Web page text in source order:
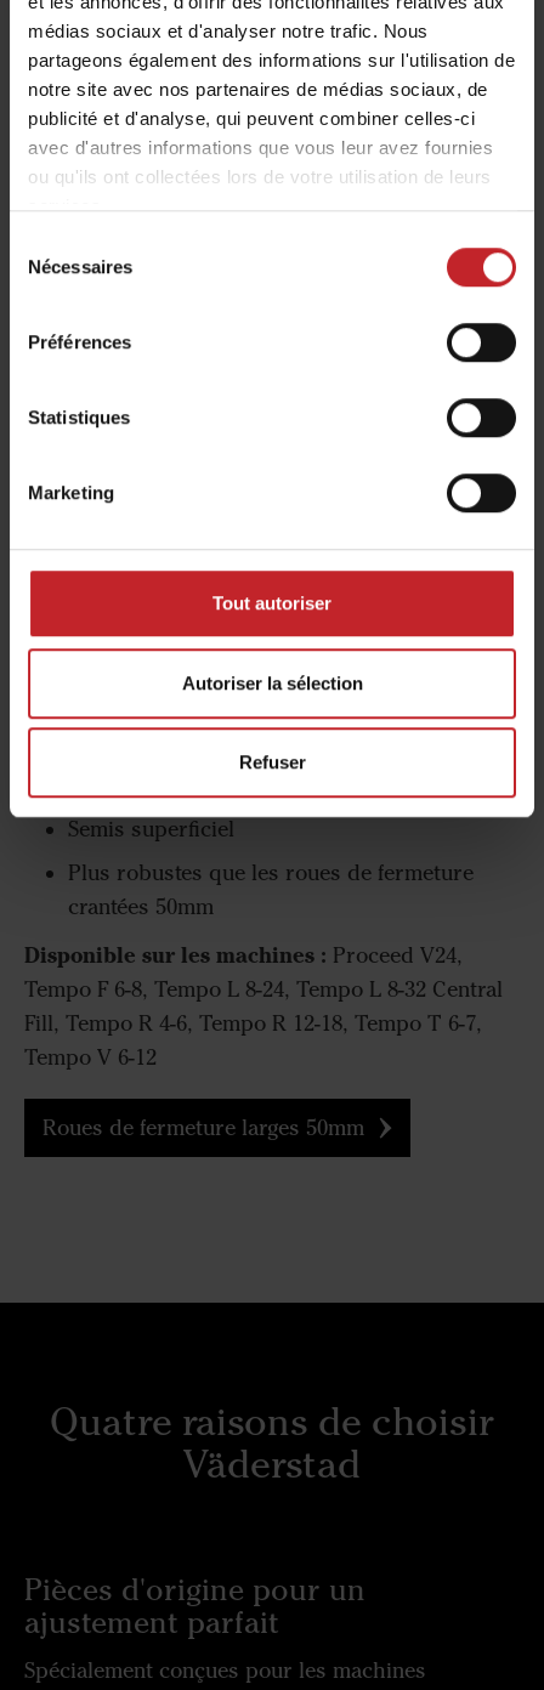
médias sociaux et d'analyser notre trafic. Nous
partageons également des informations sur l'utilisation de
notre site avec nos partenaires de médias sociaux, de
publicité et d'analyse, qui peuvent combiner celles-ci
avec d'autres informations que vous leur avez fournies
ou qu'ils ont collectées lors de votre utilisation de leurs
services.
Nécessaires
Préférences
Statistiques
Marketing
Tout autoriser
Autoriser la sélection
Refuser
Semis direct
Semis profond
Disponible sur les machines:
Proceed V24,
Tempo F 6-8, Tempo L 8-24, Tempo L 8-32 Central
Fill, Tempo R 4-6, Tempo R 12-18, Tempo T 6-7,
Tempo V 6-12
Roues de fermeture étoilées
Roues de fermeture larges 50mm
Semis superficiel
Plus robustes que les roues de fermeture
crantées 50mm
Disponible sur les machines : Proceed V24,
Tempo F 6-8, Tempo L 8-24, Tempo L 8-32 Central
Fill, Tempo R 4-6, Tempo R 12-18, Tempo T 6-7,
Tempo V 6-12
Roues de fermeture larges 50mm
Quatre raisons de choisir
Väderstad
Pièces d'origine pour un
ajustement parfait
Spécialement conçues pour les machines